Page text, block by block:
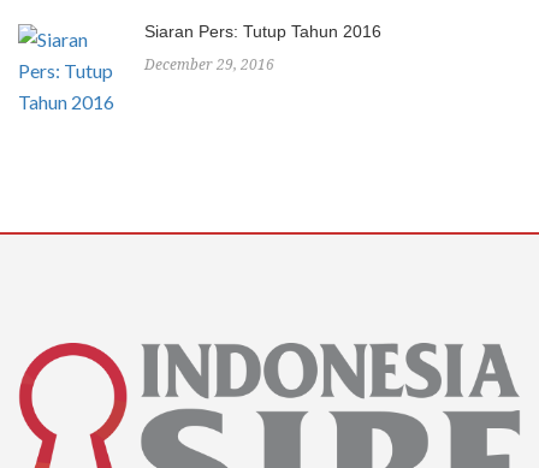
Siaran Pers: Tutup Tahun 2016
December 29, 2016